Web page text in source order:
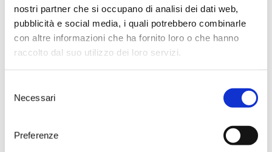
nostri partner che si occupano di analisi dei dati web,
pubblicità e social media, i quali potrebbero combinarle
con altre informazioni che ha fornito loro o che hanno
raccolto dal suo utilizzo dei loro servizi.
delNecessari
PreferenzeGiancòla in
Single Prestige